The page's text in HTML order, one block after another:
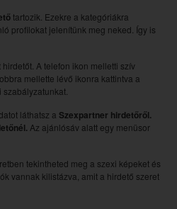
tartozik. Ezekre a kategóriákra
profilokat jelenítünk meg neked. Így is
A telefon ikon melletti szív
mellette lévő ikonra kattintva a
láthatsz a Szexpartner hirdetőről.
Az ajánlósáv alatt egy menüsor
tekintheted meg a szexi képeket és
vannak kilistázva, amit a hirdető szeret